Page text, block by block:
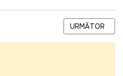
SOCIETATII CIVILE DIN
ARTICOLUL
URMĂTOR